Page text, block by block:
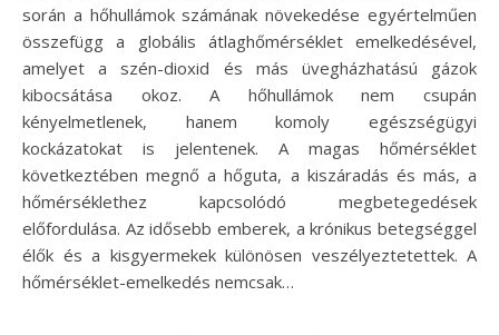
során a hőhullámok számának növekedése egyértelműen
összefügg a globális átlaghőmérséklet emelkedésével,
amelyet a szén-dioxid és más üvegházhatású gázok
kibocsátása okoz. A hőhullámok nem csupán
kényelmetlenek, hanem komoly egészségügyi
kockázatokat is jelentenek. A magas hőmérséklet
következtében megnő a hőguta, a kiszáradás és más, a
hőmérséklethez kapcsolódó megbetegedések
előfordulása. Az idősebb emberek, a krónikus betegséggel
élők és a kisgyermekek különösen veszélyeztetettek. A
hőmérséklet-emelkedés nemcsak…